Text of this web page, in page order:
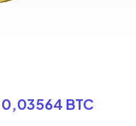
0,03564 BTC